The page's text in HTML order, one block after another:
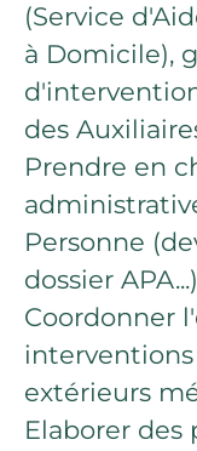
(Service
à Domicile),
des
Prendre en
Personne
dossier
Coordonner
extérieurs
Elaborer des